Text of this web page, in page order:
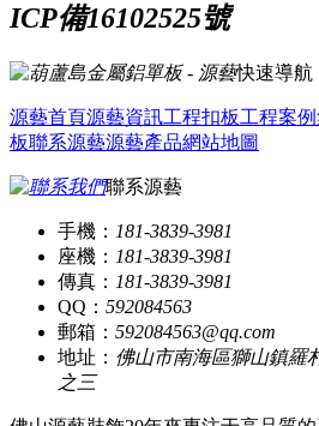
ICP備16102525號
快速導航
源藝首頁源藝資訊工程扣板工程案例
板聯系源藝源藝產品網站地圖
聯系源藝
手機： 181-3839-3981
座機： 181-3839-3981
傳真： 181-3839-3981
QQ： 592084563
郵箱： 592084563@qq.com
地址： 佛山市南海區獅山鎮羅
之三